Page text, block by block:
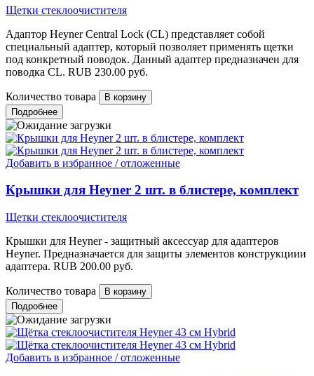
Щетки стеклоочистителя
Адаптор Heyner Central Lock (CL) представляет собой
специальный адаптер, который позволяет применять щетки
под конкретный поводок. Данный адаптер предназначен для
поводка CL. RUB 230.00 руб.
Количество товара
Подробнее
Добавить в избранное / отложенные
Крышки для Heyner 2 шт. в блистере, комплект
Щетки стеклоочистителя
Крышки для Heyner - защитный аксессуар для адаптеров
Heyner. Предназначается для защиты элементов конструкциии
адаптера. RUB 200.00 руб.
Количество товара
Подробнее
Добавить в избранное / отложенные